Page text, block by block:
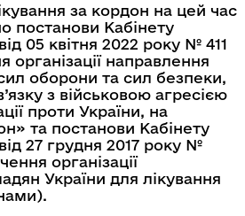
за кордон на цей час
постанови Кабінету
05 квітня 2022 року № 411
організації направлення
оборони та сил безпеки,
з військовою агресією
проти України, на
та постанови Кабінету
27 грудня 2017 року №
організації
України для лікування